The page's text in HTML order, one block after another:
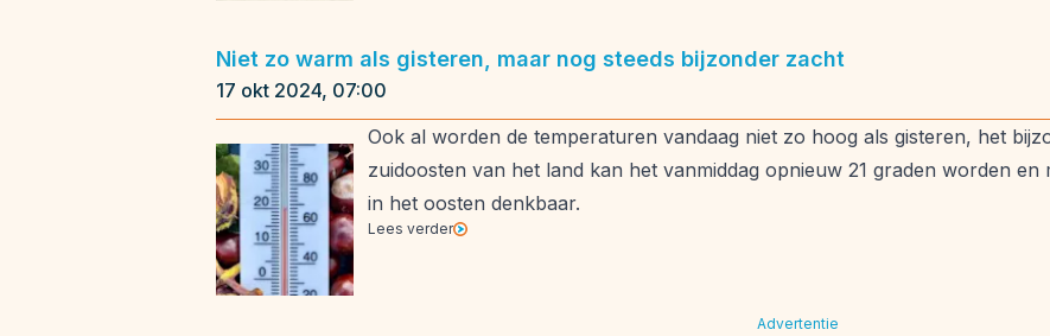
Niet zo warm als gisteren, maar nog steeds bijzonder zacht
17 okt 2024, 07:00
Ook al worden de temperaturen vandaag niet zo hoog als gisteren, het
zuidoosten van het land kan het vanmiddag opnieuw 21 graden worden
in het oosten denkbaar.
Lees verder
Advertentie